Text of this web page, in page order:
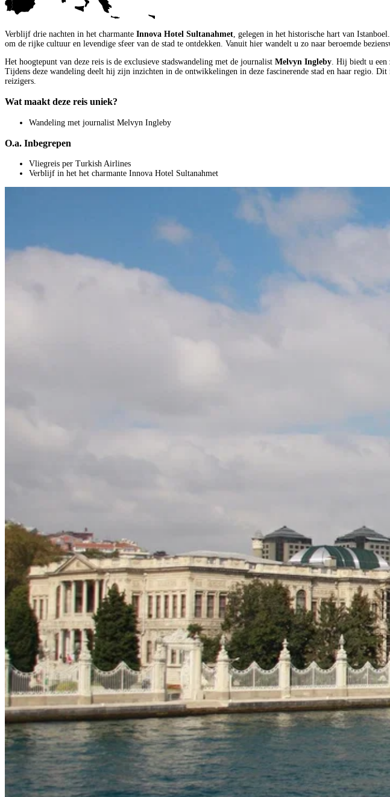
Verblijf drie nachten in het charmante Innova Hotel Sultanahmet , gelegen in het historische hart van
om de rijke cultuur en levendige sfeer van de stad te ontdekken. Vanuit hier wandelt u zo naar beroemde
Het hoogtepunt van deze reis is de exclusieve stadswandeling met de journalist Melvyn Ingleby . Hij biedt u
Tijdens deze wandeling deelt hij zijn inzichten in de ontwikkelingen in deze fascinerende stad en haar regio.
reizigers.
Wat maakt deze reis uniek?
Wandeling met journalist Melvyn Ingleby
O.a. Inbegrepen
Vliegreis per Turkish Airlines
Verblijf in het het charmante Innova Hotel Sultanahmet